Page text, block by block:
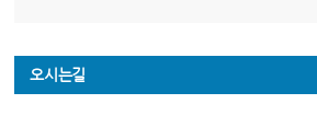
오시는길